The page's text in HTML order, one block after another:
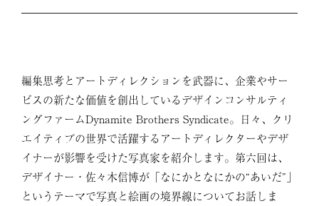
編集思考とアートディレクションを武器に、企業やサー
ビスの新たな価値を創出しているデザインコンサルティ
ングファームDynamite Brothers Syndicate。日々、クリ
エイティブの世界で活躍するアートディレクターやデザ
イナーが影響を受けた写真家を紹介します。第六回は、
デザイナー・佐々木信博が「なにかとなにかの“あいだ”」
というテーマで写真と絵画の境界線についてお話しま